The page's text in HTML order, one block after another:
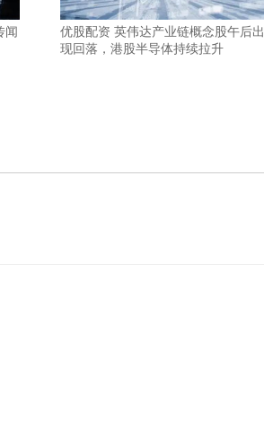
闻
优股配资 英伟达产业链概念股午后出
现回落，港股半导体持续拉升